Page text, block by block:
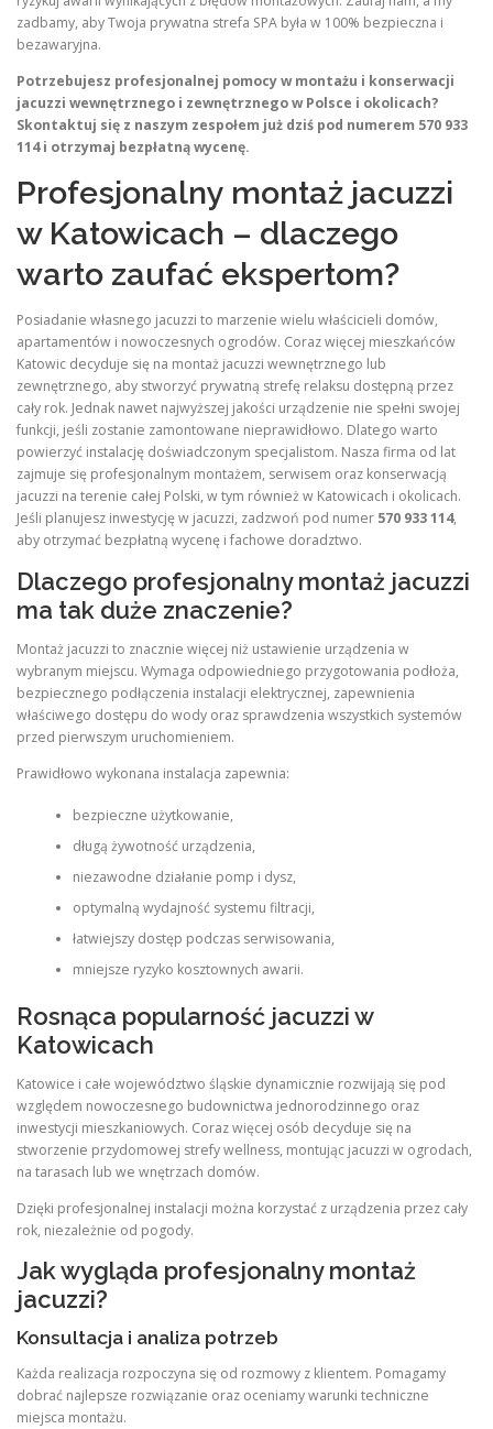
zadbamy, aby Twoja prywatna strefa SPA była w 100% bezpieczna i
bezawaryjna.
Potrzebujesz profesjonalnej pomocy w montażu i konserwacji
jacuzzi wewnętrznego i zewnętrznego w Polsce i okolicach?
Skontaktuj się z naszym zespołem już dziś pod numerem 570 933
114 i otrzymaj bezpłatną wycenę.
Profesjonalny montaż jacuzzi
w Katowicach – dlaczego
warto zaufać ekspertom?
Posiadanie własnego jacuzzi to marzenie wielu właścicieli domów,
apartamentów i nowoczesnych ogrodów. Coraz więcej mieszkańców
Katowic decyduje się na montaż jacuzzi wewnętrznego lub
zewnętrznego, aby stworzyć prywatną strefę relaksu dostępną przez
cały rok. Jednak nawet najwyższej jakości urządzenie nie spełni swojej
funkcji, jeśli zostanie zamontowane nieprawidłowo. Dlatego warto
powierzyć instalację doświadczonym specjalistom. Nasza firma od lat
zajmuje się profesjonalnym montażem, serwisem oraz konserwacją
jacuzzi na terenie całej Polski, w tym również w Katowicach i okolicach.
Jeśli planujesz inwestycję w jacuzzi, zadzwoń pod numer 570 933 114,
aby otrzymać bezpłatną wycenę i fachowe doradztwo.
Dlaczego profesjonalny montaż jacuzzi
ma tak duże znaczenie?
Montaż jacuzzi to znacznie więcej niż ustawienie urządzenia w
wybranym miejscu. Wymaga odpowiedniego przygotowania podłoża,
bezpiecznego podłączenia instalacji elektrycznej, zapewnienia
właściwego dostępu do wody oraz sprawdzenia wszystkich systemów
przed pierwszym uruchomieniem.
Prawidłowo wykonana instalacja zapewnia:
bezpieczne użytkowanie,
długą żywotność urządzenia,
niezawodne działanie pomp i dysz,
optymalną wydajność systemu filtracji,
łatwiejszy dostęp podczas serwisowania,
mniejsze ryzyko kosztownych awarii.
Rosnąca popularność jacuzzi w
Katowicach
Katowice i całe województwo śląskie dynamicznie rozwijają się pod
względem nowoczesnego budownictwa jednorodzinnego oraz
inwestycji mieszkaniowych. Coraz więcej osób decyduje się na
stworzenie przydomowej strefy wellness, montując jacuzzi w ogrodach,
na tarasach lub we wnętrzach domów.
Dzięki profesjonalnej instalacji można korzystać z urządzenia przez cały
rok, niezależnie od pogody.
Jak wygląda profesjonalny montaż
jacuzzi?
Konsultacja i analiza potrzeb
Każda realizacja rozpoczyna się od rozmowy z klientem. Pomagamy
dobrać najlepsze rozwiązanie oraz oceniamy warunki techniczne
miejsca montażu.